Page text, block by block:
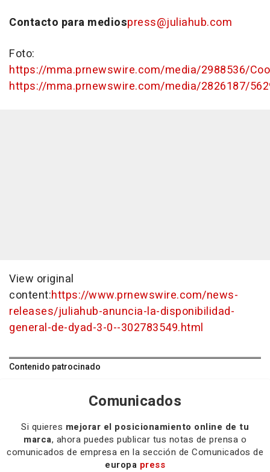
Contacto para mediospress@juliahub.com
Foto:
https://mma.prnewswire.com/media/2988536/
https://mma.prnewswire.com/media/2826187/
View original
content:https://www.prnewswire.com/news-
releases/juliahub-anuncia-la-disponibilidad-
general-de-dyad-3-0--302783549.html
Contenido patrocinado
Comunicados
Si quieres mejorar el posicionamiento online de tu
marca, ahora puedes publicar tus notas de prensa o
comunicados de empresa en la sección de Comunicados de
europa press